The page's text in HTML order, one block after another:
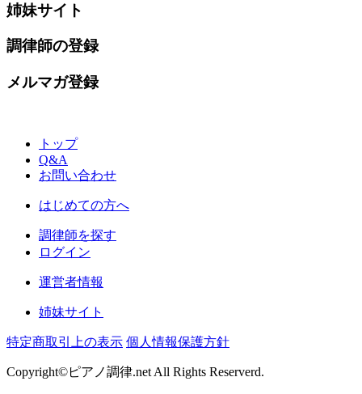
姉妹サイト
調律師の登録
メルマガ登録
トップ
Q&A
お問い合わせ
はじめての方へ
調律師を探す
ログイン
運営者情報
姉妹サイト
特定商取引上の表示 個人情報保護方針
Copyright©ピアノ調律.net All Rights Reserverd.